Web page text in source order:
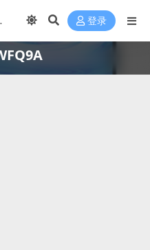
登录